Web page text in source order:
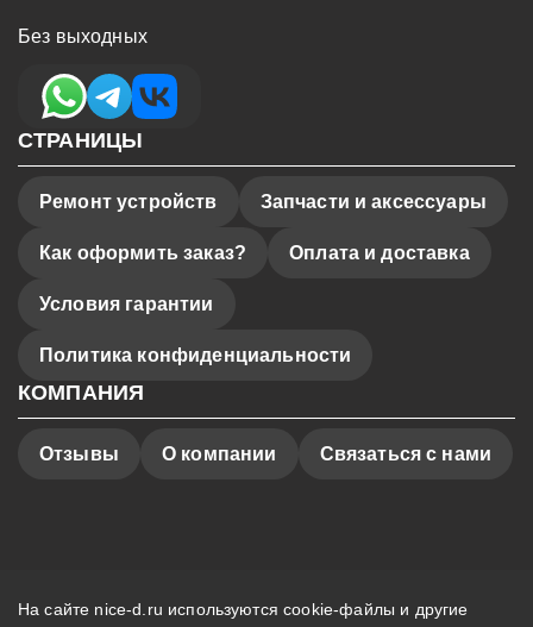
Без выходных
СТРАНИЦЫ
Ремонт устройств Запчасти и аксессуары
Как оформить заказ? Оплата и доставка
Условия гарантии
Политика конфиденциальности
КОМПАНИЯ
Отзывы О компании Связаться с нами
На сайте nice-d.ru используются cookie-файлы и другие